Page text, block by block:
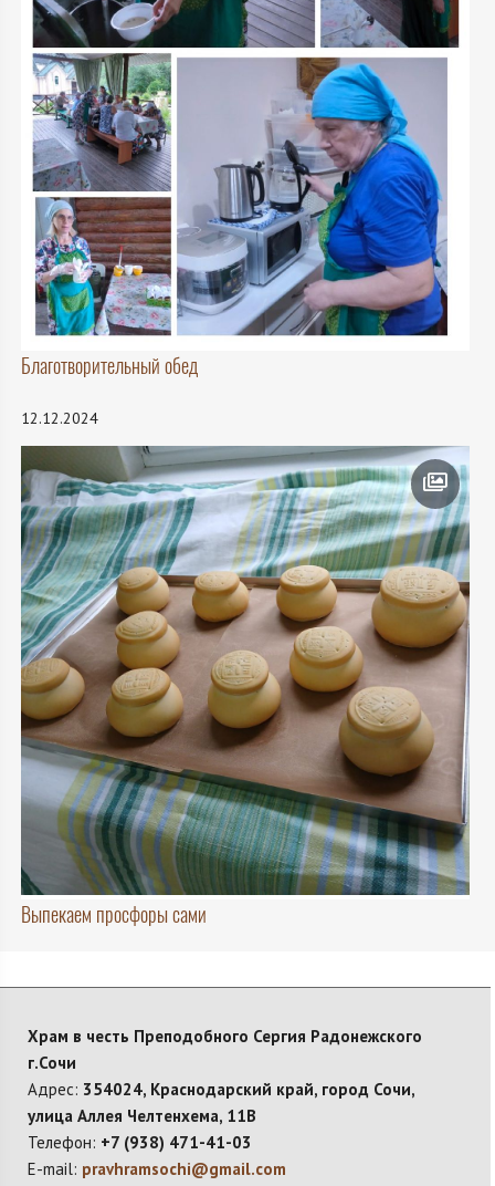
Благотворительный обед
12.12.2024
Выпекаем просфоры сами
Храм в честь Преподобного Сергия Радонежского
г.Сочи
Адрес: 354024, Краснодарский край, город Сочи,
улица Аллея Челтенхема, 11В
Телефон: +7 (938) 471-41-03
E-mail: pravhramsochi@gmail.com